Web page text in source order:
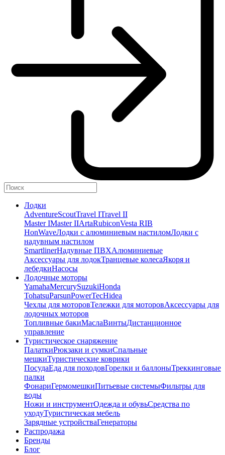
Лодки
AdventureScoutTravel ITravel II
Master IMaster IIArtaRubiconVesta RIB
HonWaveЛодки с алюминиевым настиломЛодки с
надувным настилом
SmartlinerНадувные ПВХАлюминиевые
Аксессуары для лодокТранцевые колесаЯкоря и
лебедкиНасосы
Лодочные моторы
YamahaMercurySuzukiHonda
TohatsuParsunPowerTecHidea
Чехлы для моторовТележки для моторовАксессуары для
лодочных моторов
Топливные бакиМаслаВинтыДистанционное
управление
Туристическое снаряжение
ПалаткиРюкзаки и сумкиСпальные
мешкиТуристические коврики
ПосудаЕда для походовГорелки и баллоныТреккинговые
палки
ФонариГермомешкиПитьевые системыФильтры для
воды
Ножи и инструментОдежда и обувьСредства по
уходуТуристическая мебель
Зарядные устройстваГенераторы
Распродажа
Бренды
Блог